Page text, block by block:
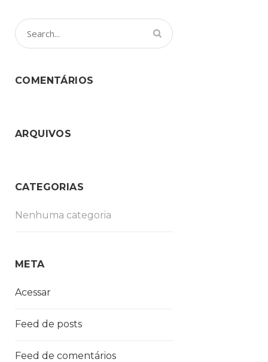
COMENTÁRIOS
ARQUIVOS
CATEGORIAS
Nenhuma categoria
META
Acessar
Feed de posts
Feed de comentários